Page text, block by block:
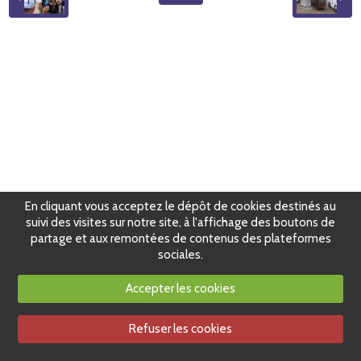
En cliquant vous acceptez le dépôt de cookies destinés au
suivi des visites sur notre site, à l'affichage des boutons de
partage et aux remontées de contenus des plateformes
sociales.
Accepter les cookies
Refuser les cookies